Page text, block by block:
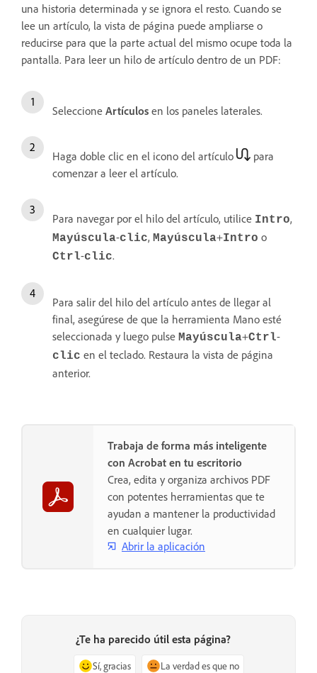
una historia determinada y se ignora el resto. Cuando se
lee un artículo, la vista de página puede ampliarse o
reducirse para que la parte actual del mismo ocupe toda la
pantalla. Para leer un hilo de artículo dentro de un PDF:
Seleccione Artículos en los paneles laterales.
Haga doble clic en el icono del artículo
para
comenzar a leer el artículo.
Para navegar por el hilo del artículo, utilice Intro,
Mayúscula-clic, Mayúscula+Intro o
Ctrl-clic.
Para salir del hilo del artículo antes de llegar al
final, asegúrese de que la herramienta Mano esté
seleccionada y luego pulse Mayúscula+Ctrl-
clic en el teclado. Restaura la vista de página
anterior.
Trabaja de forma más inteligente
con Acrobat en tu escritorio
Crea, edita y organiza archivos PDF
con potentes herramientas que te
ayudan a mantener la productividad
en cualquier lugar.
Abrir la aplicación
¿Te ha parecido útil esta página?
Sí, gracias La verdad es que no